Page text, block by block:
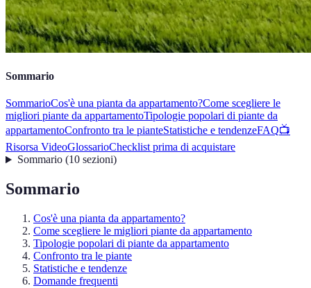
Sommario
SommarioCos'è una pianta da appartamento?Come scegliere le
migliori piante da appartamentoTipologie popolari di piante da
appartamentoConfronto tra le pianteStatistiche e tendenzeFAQ📺
Risorsa VideoGlossarioChecklist prima di acquistare
Sommario(10 sezioni)
Sommario
Cos'è una pianta da appartamento?
Come scegliere le migliori piante da appartamento
Tipologie popolari di piante da appartamento
Confronto tra le piante
Statistiche e tendenze
Domande frequenti